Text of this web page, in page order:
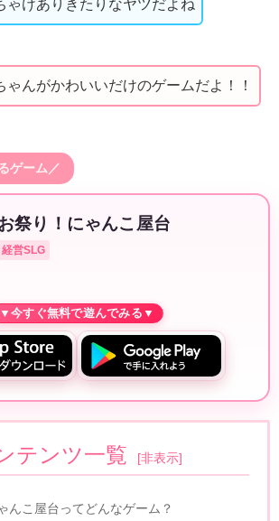
ゃけありきたりなヤツだよね
ゃんがかわいいだけのゲームだよ！！
ゲーム／
祭り！にゃんこ屋台
経営SLG
テンツ一覧 [非表示]
んこ屋台ってどんなゲーム？